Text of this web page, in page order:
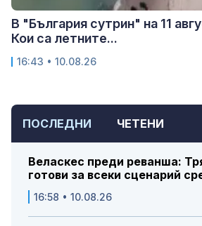
ПОСЛЕДНИ ЧЕТЕНИ
Веласкес преди реванша:
готови за всеки сценарий
16:58 • 10.08.26
В "България сутрин" на 11
Кои са летните...
16:43 • 10.08.26